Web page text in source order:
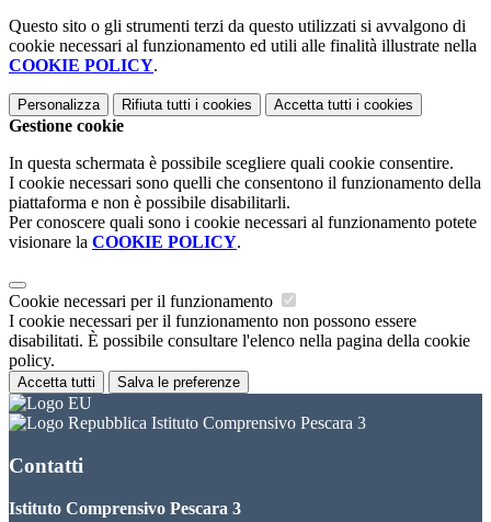
Questo sito o gli strumenti terzi da questo utilizzati si avvalgono di
cookie necessari al funzionamento ed utili alle finalità illustrate nella
COOKIE POLICY.
Personalizza Rifiuta tutti i cookies Accetta tutti i cookies
Gestione cookie
In questa schermata è possibile scegliere quali cookie consentire.
I cookie necessari sono quelli che consentono il funzionamento della
piattaforma e non è possibile disabilitarli.
Per conoscere quali sono i cookie necessari al funzionamento potete
visionare la COOKIE POLICY.
Cookie necessari per il funzionamento
I cookie necessari per il funzionamento non possono essere
disabilitati. È possibile consultare l'elenco nella pagina della cookie
policy.
Accetta tutti Salva le preferenze
Istituto Comprensivo Pescara 3
Contatti
Istituto Comprensivo Pescara 3